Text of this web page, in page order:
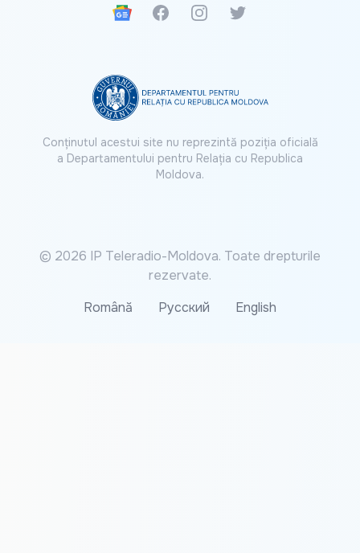
Google News
FacebookInstagramTwitter
Conținutul acestui site nu reprezintă poziția oficială
a Departamentului pentru Relația cu Republica
Moldova.
© 2026 IP Teleradio-Moldova. Toate drepturile
rezervate.
Română
Русский English